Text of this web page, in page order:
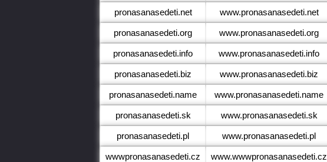
pronasanasedeti.net www.pronasanasedeti.net
pronasanasedeti.org www.pronasanasedeti.org
pronasanasedeti.info www.pronasanasedeti.info
pronasanasedeti.biz www.pronasanasedeti.biz
pronasanasedeti.name www.pronasanasedeti.name
pronasanasedeti.sk www.pronasanasedeti.sk
pronasanasedeti.pl www.pronasanasedeti.pl
wwwpronasanasedeti.cz www.wwwpronasanasedeti.cz